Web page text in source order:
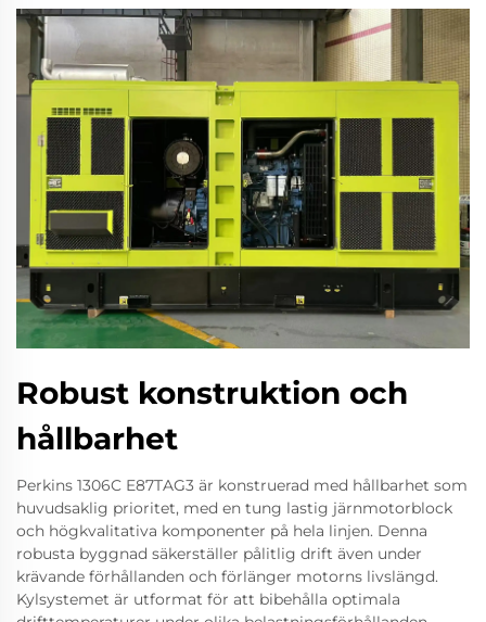
Robust konstruktion och
hållbarhet
Perkins 1306C E87TAG3 är konstruerad med hållbarhet som
huvudsaklig prioritet, med en tung lastig järnmotorblock
och högkvalitativa komponenter på hela linjen. Denna
robusta byggnad säkerställer pålitlig drift även under
krävande förhållanden och förlänger motorns livslängd.
Kylsystemet är utformat för att bibehålla optimala